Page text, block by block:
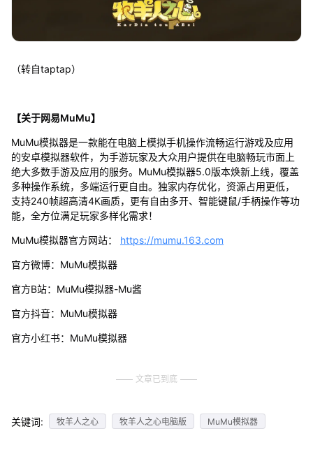
（转自taptap）
【关于网易MuMu】
MuMu模拟器是一款能在电脑上模拟手机操作流畅运行游戏及应用
的安卓模拟器软件，为手游玩家及大众用户提供在电脑畅玩市面上
绝大多数手游及应用的服务。MuMu模拟器5.0版本焕新上线，覆盖
多种操作系统，多端运行更自由。独家内存优化，资源占用更低，
支持240帧超高清4K画质，更有自由多开、智能键鼠/手柄操作等功
能，全方位满足玩家多样化需求！
MuMu模拟器官方网站： https://mumu.163.com
官方微博：MuMu模拟器
官方B站：MuMu模拟器-Mu酱
官方抖音：MuMu模拟器
官方小红书：MuMu模拟器
文章已到底
关键词: 牧羊人之心 牧羊人之心电脑版 MuMu模拟器